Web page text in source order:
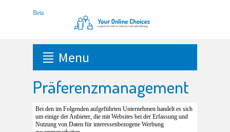
Menu
Präferenzmanagement
Bei den im Folgenden aufgeführten Unternehmen handelt es sich
um einige der Anbieter, die mit Websites bei der Erfassung und
Nutzung von Daten für interessenbezogene Werbung